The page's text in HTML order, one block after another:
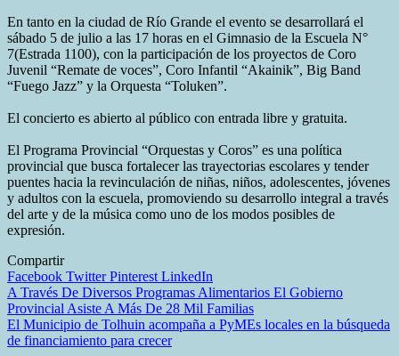
En tanto en la ciudad de Río Grande el evento se desarrollará el
sábado 5 de julio a las 17 horas en el Gimnasio de la Escuela N°
7(Estrada 1100), con la participación de los proyectos de Coro
Juvenil “Remate de voces”, Coro Infantil “Akainik”, Big Band
“Fuego Jazz” y la Orquesta “Toluken”.
El concierto es abierto al público con entrada libre y gratuita.
El Programa Provincial “Orquestas y Coros” es una política
provincial que busca fortalecer las trayectorias escolares y tender
puentes hacia la revinculación de niñas, niños, adolescentes, jóvenes
y adultos con la escuela, promoviendo su desarrollo integral a través
del arte y de la música como uno de los modos posibles de
expresión.
Compartir
Facebook TwitterPinterest LinkedIn
Navegación
de
entradas
A Través De Diversos Programas Alimentarios El Gobierno
Provincial Asiste A Más De 28 Mil Familias
El Municipio de Tolhuin acompaña a PyMEs locales en la búsqueda
de financiamiento para crecer